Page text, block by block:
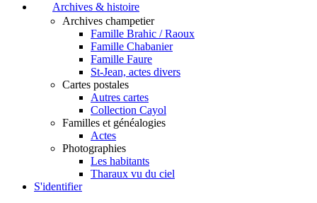
Archives & histoire
Archives champetier
Famille Brahic / Raoux
Famille Chabanier
Famille Faure
St-Jean, actes divers
Cartes postales
Autres cartes
Collection Cayol
Familles et généalogies
Actes
Photographies
Les habitants
Tharaux vu du ciel
S'identifier